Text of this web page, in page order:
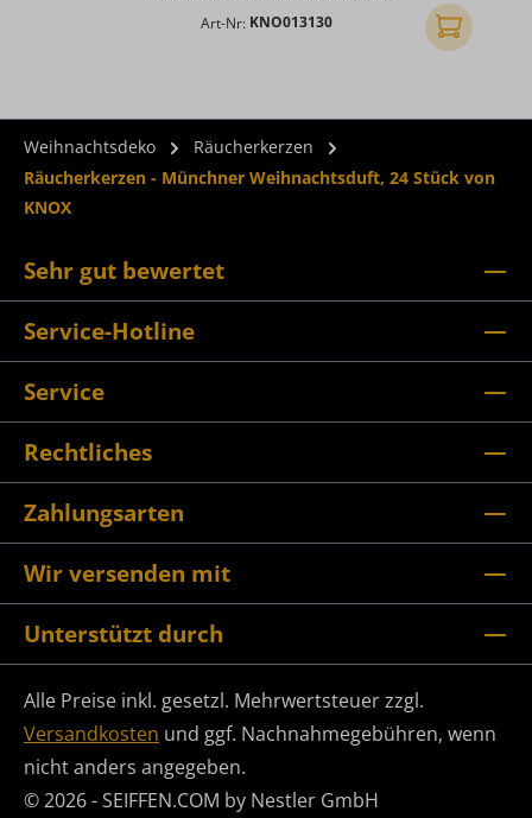
Art-Nr: KNO013130 In den
Weihnachtsdeko
Räucherkerzen
Räucherkerzen - Münchner Weihnachtsduft, 24 Stück von
KNOX
Sehr gut bewertet
Service-Hotline
Service
Rechtliches
Zahlungsarten
Wir versenden mit
Unterstützt durch
Alle Preise inkl. gesetzl. Mehrwertsteuer zzgl.
Versandkosten und ggf. Nachnahmegebühren, wenn
nicht anders angegeben.
© 2026 - SEIFFEN.COM by Nestler GmbH